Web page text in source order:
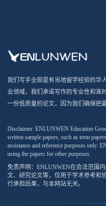
我们写手全部是有当地留学经验的华
业领域，我们承诺写作的专业性和准
一份低质量的论文，因为我们确保把
Disclaimer: ENLUNWEN Education
written sample papers, such as term
assistance and reference purposes only.
using the papers for other purposes.
免责声明：ENLUNWEN在合法范围
文、研究论文等，仅用于学术参考和
行承担后果，与本网站无关。